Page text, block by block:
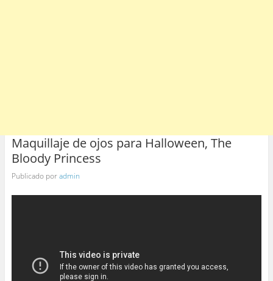
Maquillaje de ojos para Halloween, The
Bloody Princess
Publicado poradmin